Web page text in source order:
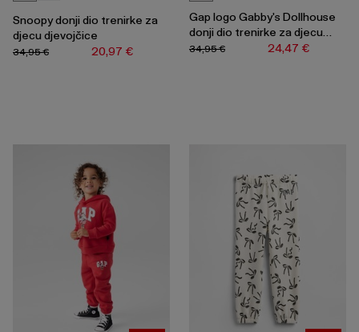
Snoopy donji dio trenirke za
djecu djevojčice
20,97 €
34,95 €
Gap logo Gabby's Dollhouse
donji dio trenirke za djecu
djevojčice
24,47 €
34,95 €